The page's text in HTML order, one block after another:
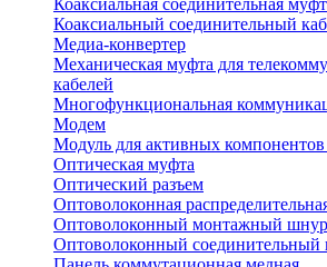
Коаксиальный соединительный
Медиа-конвертер
Механическая муфта для
кабелей
Многофункциональная
Модем
Модуль для активных компонентов
Оптическая муфта
Оптический разъем
Оптоволоконная
Оптоволоконный монтажный шнур
Оптоволоконный соединительный